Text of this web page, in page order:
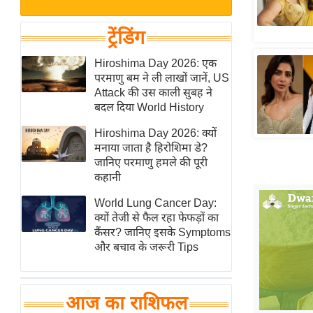
News
Hindi
Videos
खेल
क्रिकेट
IPL
2026
ई-पेपर
मिसाल बेमिसाल
शख्सियत
यंग इंडिया
साहित्य जगत
ऑटो वर्ल्ड
मनोरंजन जगत
बॉलीवुड
ट्रेंडिंग
Hiroshima Day 2026: एक
परमाणु बम ने ली लाखों जानें, US
Attack की उस काली सुबह ने
बदल दिया World History
Hiroshima Day 2026: क्यों
मनाया जाता है हिरोशिमा डे?
जानिए परमाणु हमले की पूरी
कहानी
World Lung Cancer Day:
क्यों तेजी से फैल रहा फेफड़ों का
कैंसर? जानिए इसके Symptoms
और बचाव के जरूरी Tips
आज का राशिफल